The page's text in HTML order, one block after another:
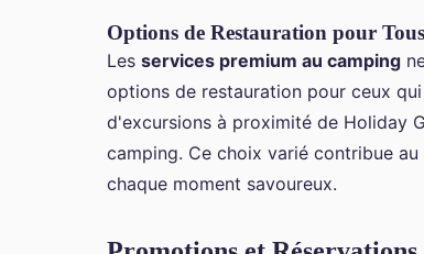
Options de Restauration pour
Les services premium au camping
options de restauration pour ceux
d'excursions à proximité de Holiday
camping. Ce choix varié contribue
chaque moment savoureux.